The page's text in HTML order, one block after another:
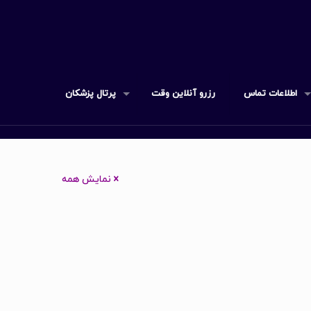
اطلاعات تماس رزرو آنلاین وقت پرتال پزشکان
نمایش همه